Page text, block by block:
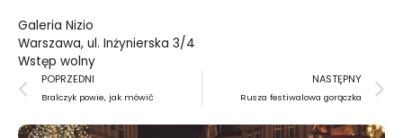
Galeria Nizio
Warszawa, ul. Inżynierska 3/4
Wstęp wolny
Prev
POPRZEDNI
Bralczyk powie, jak mówić
NASTĘPNY
Rusza festiwalowa gorączka